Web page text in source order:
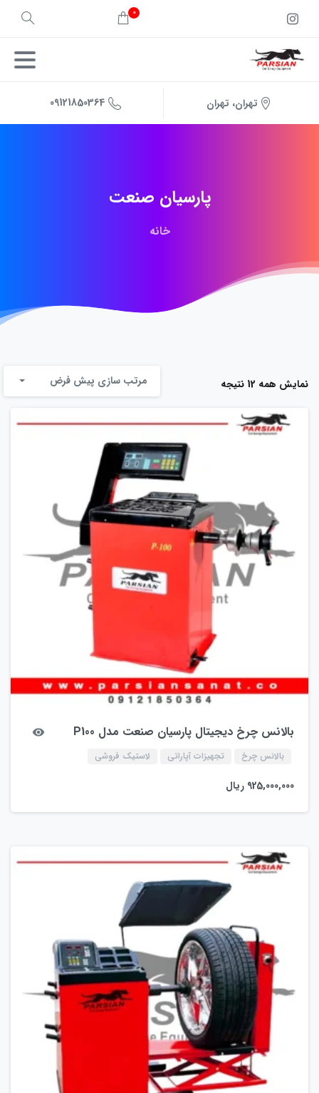
0
تهران، تهران 09121850364
پارسیان صنعت
خانه
نمایش همه 12 نتیجه مرتب سازی پیش فرض
بالانس چرخ دیجیتال پارسیان صنعت مدل P100
بالانس چرخ تجهیزات آپاراتی لاستیک فروشی
925,000,000 ریال